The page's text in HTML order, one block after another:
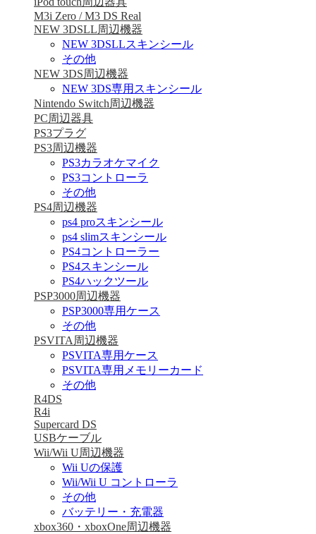
M3i Zero / M3 DS Real
NEW 3DSLL周辺機器
NEW 3DSLLスキンシール
その他
NEW 3DS周辺機器
NEW 3DS専用スキンシール
Nintendo Switch周辺機器
PC周辺器具
PS3プラグ
PS3周辺機器
PS3カラオケマイク
PS3コントローラ
その他
PS4周辺機器
ps4 proスキンシール
ps4 slimスキンシール
PS4コントローラー
PS4スキンシール
PS4ハックツール
PSP3000周辺機器
PSP3000専用ケース
その他
PSVITA周辺機器
PSVITA専用ケース
PSVITA専用メモリーカード
その他
R4DS
R4i
Supercard DS
USBケーブル
Wii/Wii U周辺機器
Wii Uの保護
Wii/Wii U コントローラ
その他
バッテリー・充電器
xbox360・xboxOne周辺機器